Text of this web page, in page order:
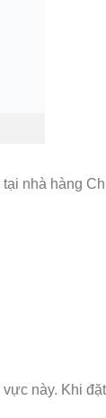
nhà hàng
này. Khi